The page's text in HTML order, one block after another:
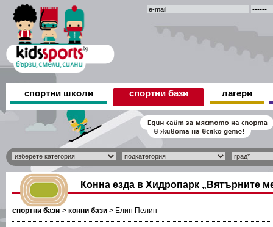
спортни школи спортни бази лагери
Конна езда в Хидропарк „Вятърните
спортни бази > конни бази > Елин Пелин